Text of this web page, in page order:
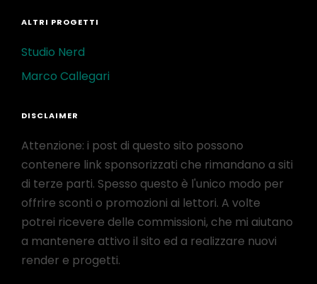
ALTRI PROGETTI
Studio Nerd
Marco Callegari
DISCLAIMER
Attenzione: i post di questo sito possono
contenere link sponsorizzati che rimandano a siti
di terze parti. Spesso questo è l'unico modo per
offrire sconti o promozioni ai lettori. A volte
potrei ricevere delle commissioni, che mi aiutano
a mantenere attivo il sito ed a realizzare nuovi
render e progetti.